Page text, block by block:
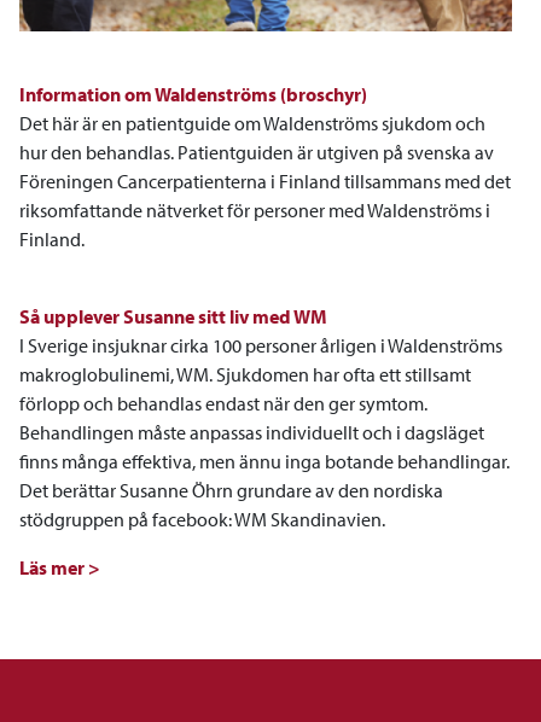
Information om Waldenströms (broschyr)
Det här är en patientguide om Waldenströms sjukdom och
hur den behandlas. Patientguiden är utgiven på svenska av
Föreningen Cancerpatienterna i Finland tillsammans med det
riksomfattande nätverket för personer med Waldenströms i
Finland.
Så upplever Susanne sitt liv med WM
I Sverige insjuknar cirka 100 personer årligen i Waldenströms
makroglobulinemi, WM. Sjukdomen har ofta ett stillsamt
förlopp och behandlas endast när den ger symtom.
Behandlingen måste anpassas individuellt och i dagsläget
finns många effektiva, men ännu inga botande behandlingar.
Det berättar Susanne Öhrn grundare av den nordiska
stödgruppen på facebook: WM Skandinavien.
Läs mer >